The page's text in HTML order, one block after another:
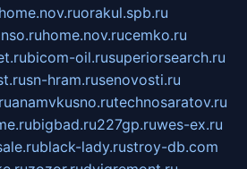
orakul.spb.ru
home.nov.rucemko.ru
bicom-oil.rusuperiorsearch.ru
sn-hram.rusenovosti.ru
anamvkusno.rutechnosaratov.ru
bigbad.ru227gp.ruwes-ex.ru
black-lady.rustroy-db.com